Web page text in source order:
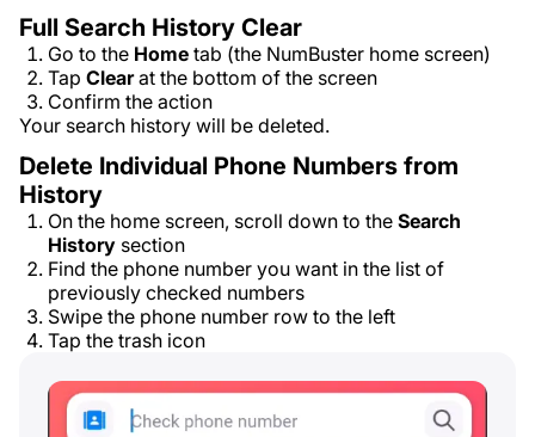
Full Search History Clear
Go to the Home tab (the NumBuster home screen)
Tap Clearat the bottom of the screen
Confirm the action
Your search history will be deleted.
Delete Individual Phone Numbers from
History
On the home screen, scroll down to the Search
History section
Find the phone number you want in the list of
previously checked numbers
Swipe the phone number row to the left
Tap the trash icon